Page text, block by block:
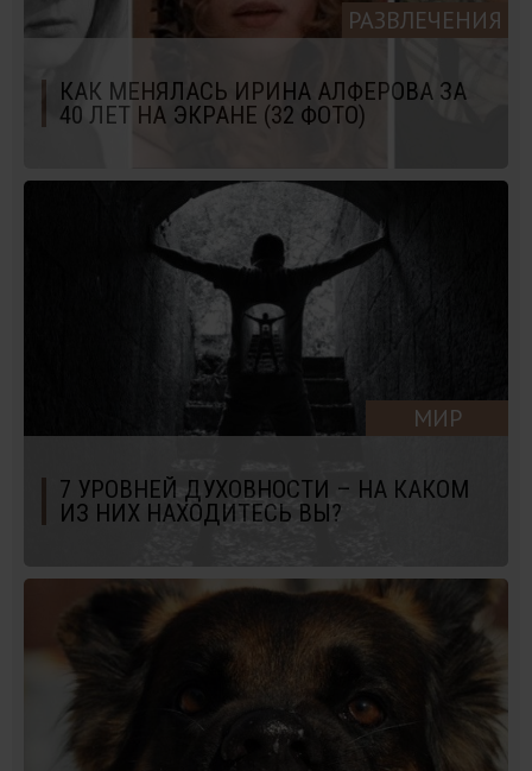
РАЗВЛЕЧЕНИЯ
КАК МЕНЯЛАСЬ ИРИНА АЛФЕРОВА ЗА
40 ЛЕТ НА ЭКРАНЕ (32 ФОТО)
МИР
7 УРОВНЕЙ ДУХОВНОСТИ – НА КАКОМ
ИЗ НИХ НАХОДИТЕСЬ ВЫ?